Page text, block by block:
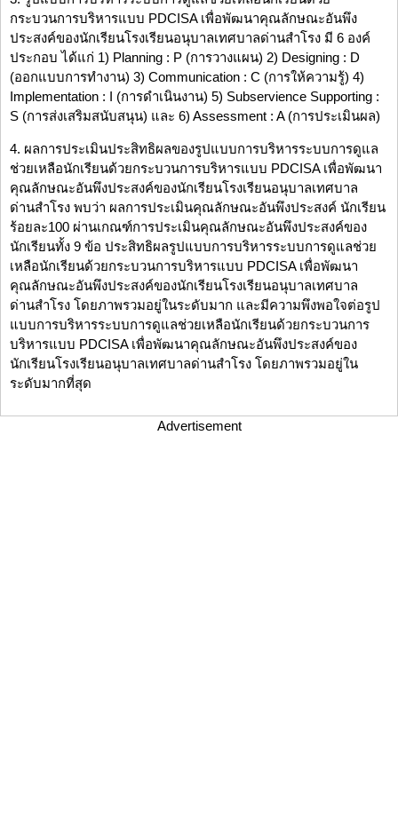
กระบวนการบริหารแบบ PDCISA เพื่อพัฒนาคุณลักษณะอันพึง
ประสงค์ของนักเรียนโรงเรียนอนุบาลเทศบาลด่านสำโรง มี 6 องค์
ประกอบ ได้แก่ 1) Planning : P (การวางแผน) 2) Designing : D
(ออกแบบการทำงาน) 3) Communication : C (การให้ความรู้) 4)
Implementation : I (การดำเนินงาน) 5) Subservience Supporting :
S (การส่งเสริมสนับสนุน) และ 6) Assessment : A (การประเมินผล)
4. ผลการประเมินประสิทธิผลของรูปแบบการบริหารระบบการดูแล
ช่วยเหลือนักเรียนด้วยกระบวนการบริหารแบบ PDCISA เพื่อพัฒนา
คุณลักษณะอันพึงประสงค์ของนักเรียนโรงเรียนอนุบาลเทศบาล
ด่านสำโรง พบว่า ผลการประเมินคุณลักษณะอันพึงประสงค์ นักเรียน
ร้อยละ100 ผ่านเกณฑ์การประเมินคุณลักษณะอันพึงประสงค์ของ
นักเรียนทั้ง 9 ข้อ ประสิทธิผลรูปแบบการบริหารระบบการดูแลช่วย
เหลือนักเรียนด้วยกระบวนการบริหารแบบ PDCISA เพื่อพัฒนา
คุณลักษณะอันพึงประสงค์ของนักเรียนโรงเรียนอนุบาลเทศบาล
ด่านสำโรง โดยภาพรวมอยู่ในระดับมาก และมีความพึงพอใจต่อรูป
แบบการบริหารระบบการดูแลช่วยเหลือนักเรียนด้วยกระบวนการ
บริหารแบบ PDCISA เพื่อพัฒนาคุณลักษณะอันพึงประสงค์ของ
นักเรียนโรงเรียนอนุบาลเทศบาลด่านสำโรง โดยภาพรวมอยู่ใน
ระดับมากที่สุด
Advertisement